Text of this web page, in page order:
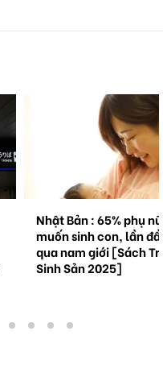
Nhật Bản : 65% phụ
muốn sinh con, lần
qua nam giới [Sách
Sinh Sản 2025]